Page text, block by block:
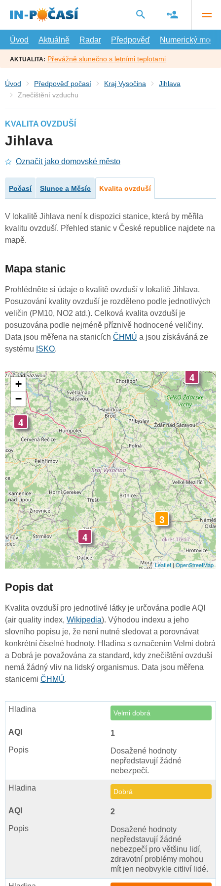
hlavní
Úvod
Aktuálně Radar Předpověď Numerický model
AKTUALITA: Převážně slunečno s letními teplotami
Úvod Předpověď počasí Kraj Vysočina
Jihlava
Znečištění vzduchu
KVALITA OVZDUŠÍ
Jihlava
Označit jako domovské město
Počasí Slunce a Měsíc Kvalita ovzduší
V lokalitě Jihlava není k dispozici stanice, která by měřila
kvalitu ovzduší. Přehled stanic v České republice najdete na
mapě.
Mapa stanic
Prohlédněte si údaje o kvalitě ovzduší v lokalitě Jihlava.
Posuzování kvality ovzduší je rozděleno podle jednotlivých
veličin (PM10, NO2 atd.). Celková kvalita ovzduší je
posuzována podle nejméně příznivě hodnocené veličiny.
Data jsou měřena na stanicích ČHMÚ a jsou získáváná ze
systému ISKO.
3
4
4
4
+
−
Leaflet |OpenStreetMap
Popis dat
Kvalita ovzduší pro jednotlivé látky je určována podle AQI
(air quality index, Wikipedia). Výhodou indexu a jeho
slovního popisu je, že není nutné sledovat a porovnávat
konkrétní číselné hodnoty. Hladina s označením Velmi dobrá
a Dobrá je považována za standard, kdy znečištění ovzduší
nemá žádný vliv na lidský organismus. Data jsou měřena
stanicemi ČHMÚ.
Velmi dobrá
1
Dosažené hodnoty
nepředstavují žádné
nebezpečí.
Dobrá
2
Dosažené hodnoty
nepředstavují žádné
nebezpečí pro většinu lidí,
zdravotní problémy mohou
mít jen neobvykle citliví lidé.